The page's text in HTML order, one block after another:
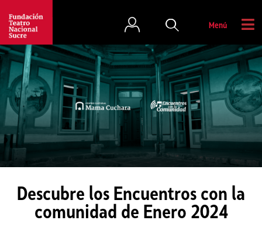
Menú
Descubre los Encuentros con la
comunidad de Enero 2024